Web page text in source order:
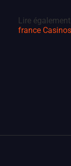
Lire également
france